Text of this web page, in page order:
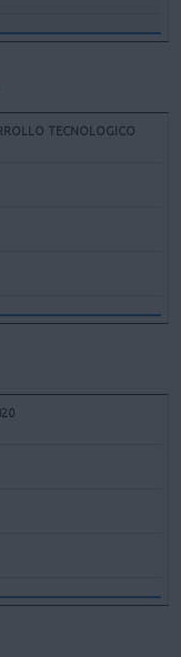
TECNOLOGICO